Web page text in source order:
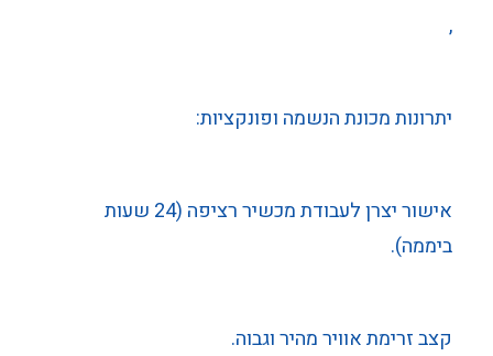
,
יתרונות מכונת הנשמה ופונקציות:
אישור יצרן לעבודת מכשיר רציפה (24 שעות
ביממה).
קצב זרימת אוויר מהיר וגבוה.